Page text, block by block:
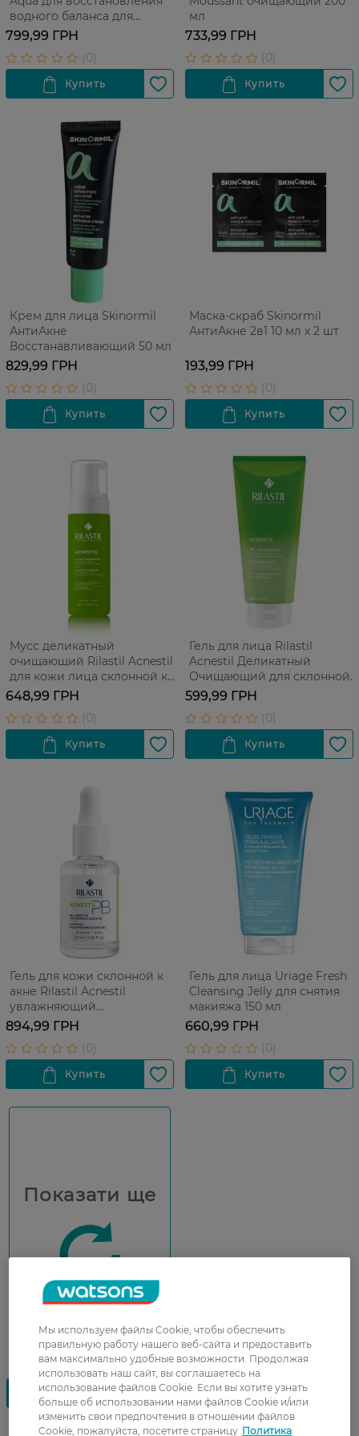
водного баланса для
нормальной и
комбинированной кожи 50
мл
799,99 ГРН
мл
733,99 ГРН
Крем для лица Skinormil
АнтиАкне
Восстанавливающий 50 мл
829,99 ГРН
Маска-скраб Skinormil
АнтиАкне 2в1 10 мл х 2 шт
193,99 ГРН
Мусс деликатный
очищающий Rilastil Acnestil
для кожи лица склонной к
акне 165 мл
648,99 ГРН
Гель для лица Rilastil
Acnestil Деликатный
Очищающий для склонной
к акне кожи 200 мл
599,99 ГРН
Гель для кожи склонной к
акне Rilastil Acnestil
увлажняющий
себонормализующий 30 мл
894,99 ГРН
Гель для лица Uriage Fresh
Cleansing Jelly для снятия
макияжа 150 мл
660,99 ГРН
Показати ще
Мы используем файлы Cookie, чтобы обеспечить
правильную работу нашего веб-сайта и предоставить
вам максимально удобные возможности. Продолжая
использовать наш сайт, вы соглашаетесь на
использование файлов Cookie. Если вы хотите узнать
больше об использовании нами файлов Cookie и/или
изменить свои предпочтения в отношении файлов
Cookie, пожалуйста, посетите страницу Политика